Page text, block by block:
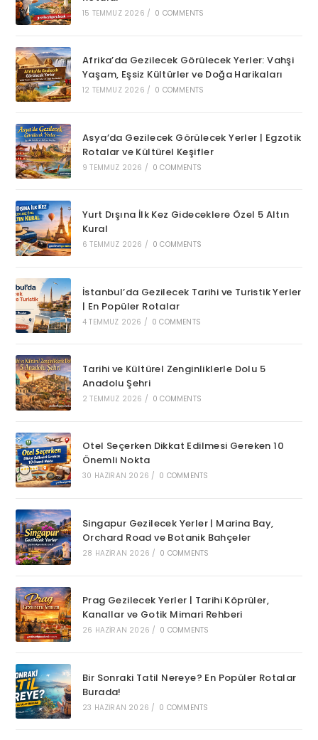
15 TEMMUZ 2026 / 0 COMMENTS
Afrika’da Gezilecek Görülecek Yerler: Vahşi
Yaşam, Eşsiz Kültürler ve Doğa Harikaları
12 TEMMUZ 2026 / 0 COMMENTS
Asya’da Gezilecek Görülecek Yerler | Egzotik
Rotalar ve Kültürel Keşifler
9 TEMMUZ 2026 / 0 COMMENTS
Yurt Dışına İlk Kez Gideceklere Özel 5 Altın
Kural
6 TEMMUZ 2026 / 0 COMMENTS
İstanbul’da Gezilecek Tarihi ve Turistik Yerler
| En Popüler Rotalar
4 TEMMUZ 2026 / 0 COMMENTS
Tarihi ve Kültürel Zenginliklerle Dolu 5
Anadolu Şehri
2 TEMMUZ 2026 / 0 COMMENTS
Otel Seçerken Dikkat Edilmesi Gereken 10
Önemli Nokta
30 HAZIRAN 2026 / 0 COMMENTS
Singapur Gezilecek Yerler | Marina Bay,
Orchard Road ve Botanik Bahçeler
28 HAZIRAN 2026 / 0 COMMENTS
Prag Gezilecek Yerler | Tarihi Köprüler,
Kanallar ve Gotik Mimari Rehberi
26 HAZIRAN 2026 / 0 COMMENTS
Bir Sonraki Tatil Nereye? En Popüler Rotalar
Burada!
23 HAZIRAN 2026 / 0 COMMENTS